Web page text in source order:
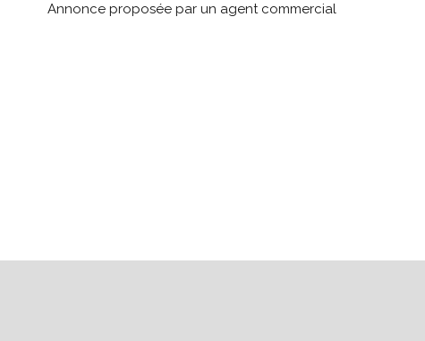
Annonce proposée par un agent commercial